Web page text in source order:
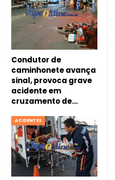
Condutor de
caminhonete avança
sinal, provoca grave
acidente em
cruzamento de…
ACIDENTES